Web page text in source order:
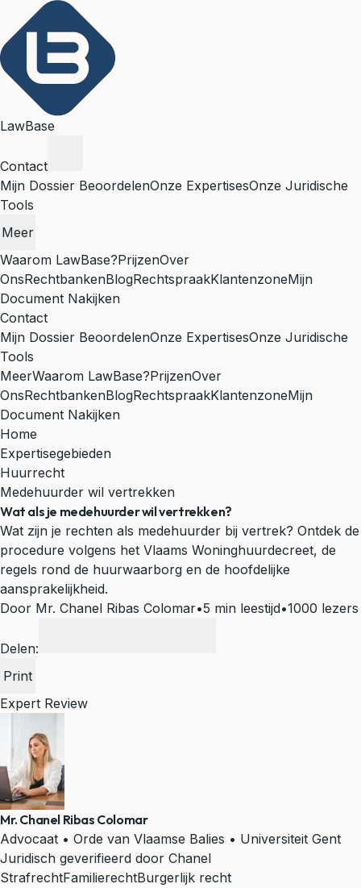
LawBase
Contact
Mijn Dossier BeoordelenOnze ExpertisesOnze Juridische
Tools
Meer
Waarom LawBase?PrijzenOver
OnsRechtbankenBlogRechtspraakKlantenzoneMijn
Document Nakijken
Contact
Mijn Dossier BeoordelenOnze ExpertisesOnze Juridische
Tools
MeerWaarom LawBase?PrijzenOver
OnsRechtbankenBlogRechtspraakKlantenzoneMijn
Document Nakijken
Home
Expertisegebieden
Huurrecht
Medehuurder wil vertrekken
Wat als je medehuurder wil vertrekken?
Wat zijn je rechten als medehuurder bij vertrek? Ontdek de
procedure volgens het Vlaams Woninghuurdecreet, de
regels rond de huurwaarborg en de hoofdelijke
aansprakelijkheid.
Door Mr. Chanel Ribas Colomar•5 min leestijd•1000 lezers
Delen:
Print
Expert Review
Mr. Chanel Ribas Colomar
Advocaat • Orde van Vlaamse Balies • Universiteit Gent
Juridisch geverifieerd door Chanel
StrafrechtFamilierechtBurgerlijk recht